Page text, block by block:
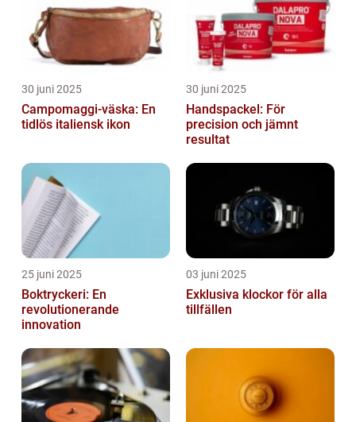
30 juni 2025
Campomaggi-väska: En
tidlös italiensk ikon
30 juni 2025
Handspackel: För
precision och jämnt
resultat
25 juni 2025
Boktryckeri: En
revolutionerande
innovation
03 juni 2025
Exklusiva klockor för alla
tillfällen